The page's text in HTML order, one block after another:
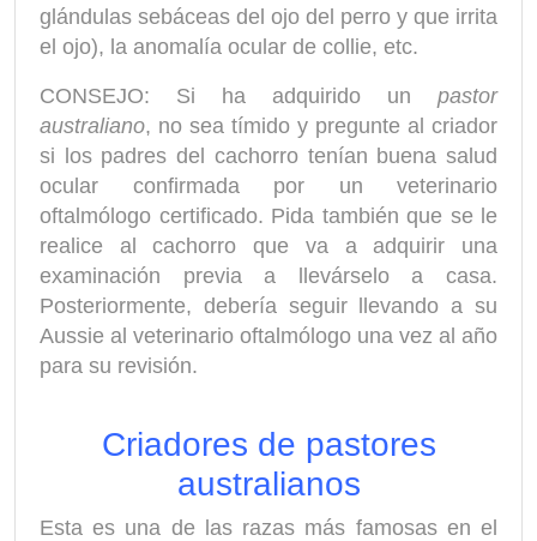
glándulas sebáceas del ojo del perro y que irrita
el ojo), la anomalía ocular de collie, etc.
CONSEJO: Si ha adquirido un pastor
australiano, no sea tímido y pregunte al criador
si los padres del cachorro tenían buena salud
ocular confirmada por un veterinario
oftalmólogo certificado. Pida también que se le
realice al cachorro que va a adquirir una
examinación previa a llevárselo a casa.
Posteriormente, debería seguir llevando a su
Aussie al veterinario oftalmólogo una vez al año
para su revisión.
Criadores de pastores
australianos
Esta es una de las razas más famosas en el